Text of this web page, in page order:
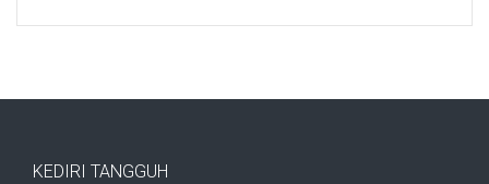
KEDIRI TANGGUH